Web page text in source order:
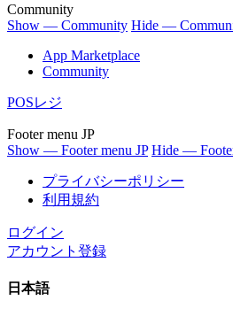
Community
Show — Community Hide —
App Marketplace
Community
POSレジ
Footer menu JP
Show — Footer menu JP Hide —
プライバシーポリシー
利用規約
ログイン
アカウント登録
日本語